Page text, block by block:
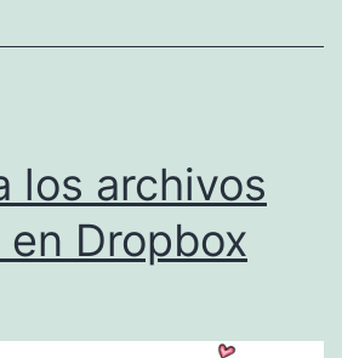
los archivos
Dropbox